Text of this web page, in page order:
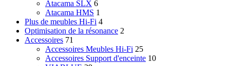
Atacama SLX 6
Atacama HMS 1
Plus de meubles Hi-Fi 4
Optimisation de la résonance 2
Accessoires 71
Accessoires Meubles Hi-Fi 25
Accessoires Support d'enceinte 10